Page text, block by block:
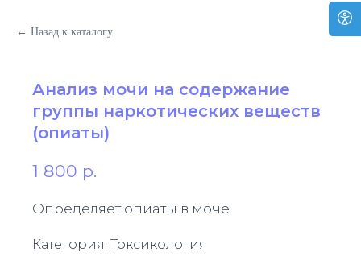
← Назад к каталогу
Анализ мочи на содержание
группы наркотических веществ
(опиаты)
1 800 р.
Определяет опиаты в моче.
Категория: Токсикология